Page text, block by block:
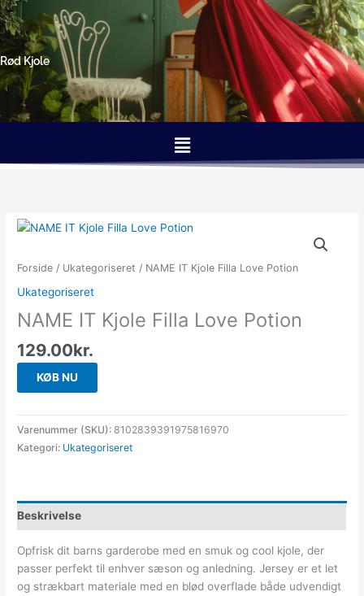
Gå
til
indholdet
Rød Kjole
Menu
Forside / Ukategoriseret / NAME IT Kjole Filla Love Potion
Ukategoriseret
NAME IT Kjole Filla Love Potion
129.00kr.
KØB NU
Varenummer (SKU):8102839391975816970
Kategori: Ukategoriseret
Beskrivelse
Opfrisk dit barns garderobe med en smuk og cool kjole, der
passer perfekt til enhver sæson og anledning. Jersey er et let
og strækbart materiale med en blød overflade både udvendigt